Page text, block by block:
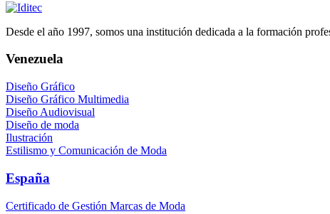
Desde el año 1997, somos una institución dedicada a la formación
Venezuela
Diseño Gráfico
Diseño Gráfico Multimedia
Diseño Audiovisual
Diseño de moda
Ilustración
Estilismo y Comunicación de Moda
España
Certificado de Gestión Marcas de Moda